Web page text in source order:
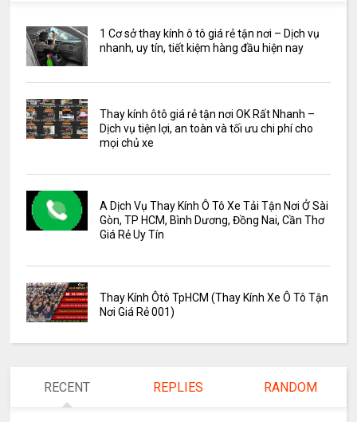
1 Cơ sở thay kính ô tô giá rẻ tận nơi – Dịch vụ
nhanh, uy tín, tiết kiệm hàng đầu hiện nay
Thay kính ôtô giá rẻ tận nơi OK Rất Nhanh –
Dịch vụ tiện lợi, an toàn và tối ưu chi phí cho
mọi chủ xe
A Dịch Vụ Thay Kính Ô Tô Xe Tải Tận Nơi Ở Sài
Gòn, TP HCM, Bình Dương, Đồng Nai, Cần Thơ
Giá Rẻ Uy Tín
Thay Kính Ôtô TpHCM (Thay Kính Xe Ô Tô Tận
Nơi Giá Rẻ 001)
RECENT REPLIES RANDOM